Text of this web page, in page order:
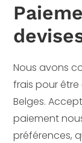
Nous avons
frais pour
Belges.
paiement
préférences,